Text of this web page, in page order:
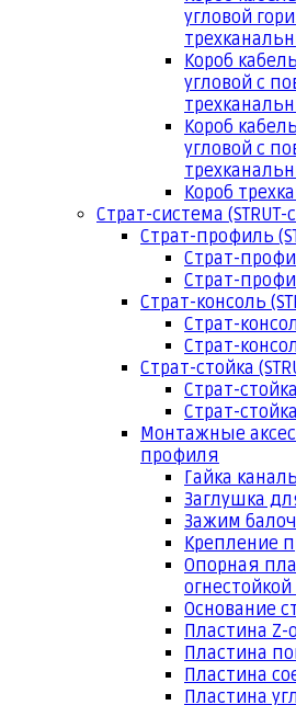
угловой
Короб
угловой с
Короб
угловой с
Короб
Страт-система (STRUT-
Страт-профиль
Страт-
Страт-
Страт-консоль
Страт-
Страт-
Страт-стойка
Страт-стойка
Страт-
Монтажные
профиля
Гайка
Заглушка
Зажим
Крепление
Опорная
Основание
Пластина Z-
Пластина
Пластина
Пластина